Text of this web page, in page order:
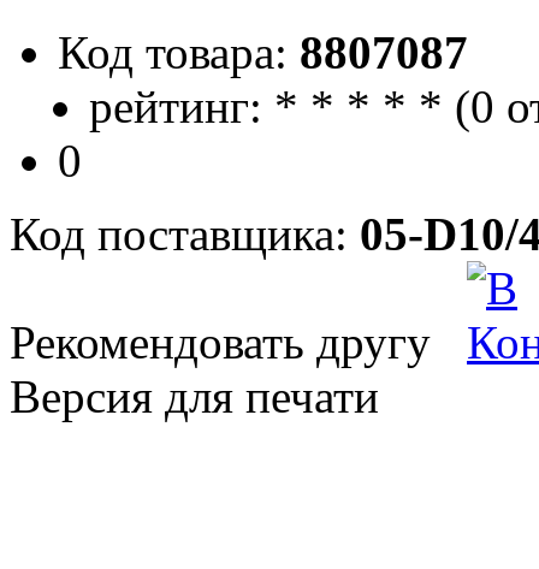
Код товара: 8807087
рейтинг: * * * * * (0
0
Код поставщика: 05-D10/
Рекомендовать другу
Версия для печати